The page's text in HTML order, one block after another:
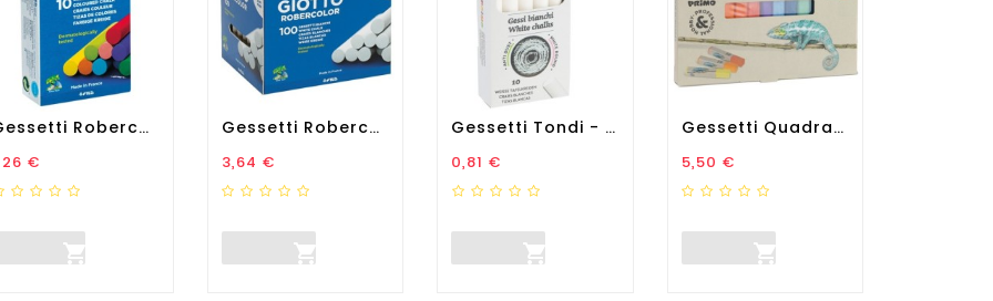
Gessetti Robercolor -...
€

Gessetti Robercolor -...
Prezzo
3,64 €

Gessetti Tondi - Ø 9x80 Mm...
Prezzo
0,81 €

Gessetti Quadrati Policromi...
Prezzo
5,50 €
